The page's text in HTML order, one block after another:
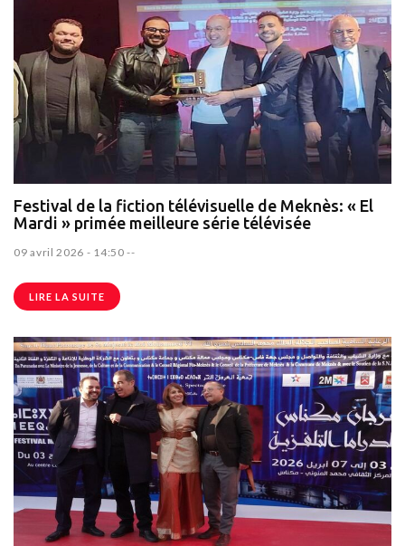
Festival de la fiction télévisuelle de Meknès: « El
Mardi » primée meilleure série télévisée
09 avril 2026 - 14:50 --
LIRE LA SUITE